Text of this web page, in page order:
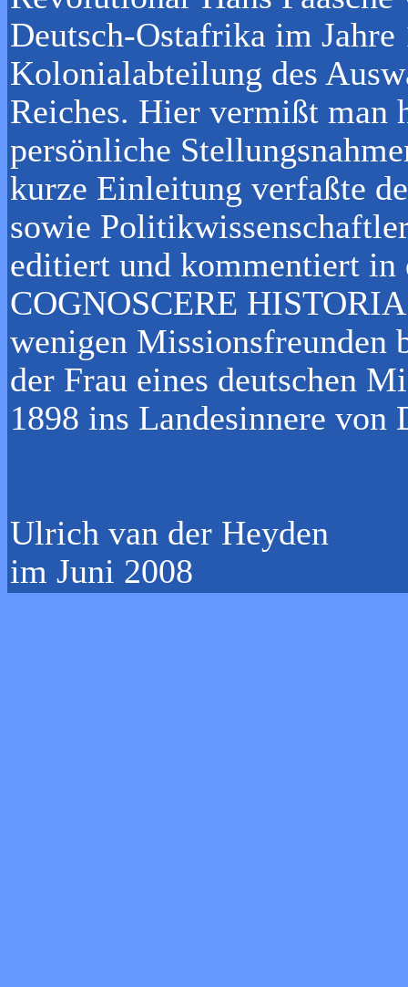
Deutsch-Ostafrika im
Kolonialabteilung des
Reiches. Hier vermißt man
persönliche
kurze Einleitung verfaßte
sowie
editiert und kommentiert in
COGNOSCERE
wenigen Missionsfreunden
der Frau eines deutschen
1898 ins Landesinnere
Ulrich van der Heyden
im Juni 2008